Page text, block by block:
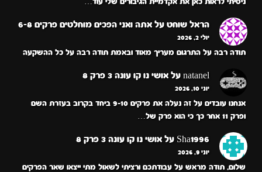
ניסיתי לראות כאן את אקדמיית הגיבורים שלי עוד…
הראל שוחט על אתה ואני הפכים מוחלטים פרקים 6-8
יולי 2, 2026
תודה רבה על התרגום מעריך מאוד ובאמת תודה רבה על כל ההשקעה
natanel על אושי נו קו עונה 3 פרק 8
יוני 10, 2026
אנחנו עובדים על זה נעלה את פרקים 9-10 ביחד בקרוב בעזרת השם
ופרק 11 אחר כך כי הוא פרק של…
Sha1996 על אושי נו קו עונה 3 פרק 8
יוני 9, 2026
שלום, תודה מראש על עבודתכם ורציתי לשאול מתי ייצאו שאר הפרקים